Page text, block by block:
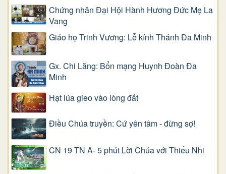
Chứng nhân Đại Hội Hành Hương Đức Mẹ La
Vang
Giáo họ Trinh Vương: Lễ kính Thánh Đa Minh
Gx. Chi Lăng: Bổn mạng Huynh Đoàn Đa
Minh
Hạt lúa gieo vào lòng đất
Điều Chúa truyền: Cứ yên tâm - đừng sợ!
CN 19 TN A- 5 phút Lời Chúa với Thiếu Nhi